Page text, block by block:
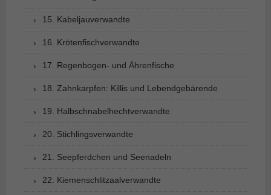
15. Kabeljauverwandte
16. Krötenfischverwandte
17. Regenbogen- und Ährenfische
18. Zahnkarpfen: Killis und Lebendgebärende
19. Halbschnabelhechtverwandte
20. Stichlingsverwandte
21. Seepferdchen und Seenadeln
22. Kiemenschlitzaalverwandte